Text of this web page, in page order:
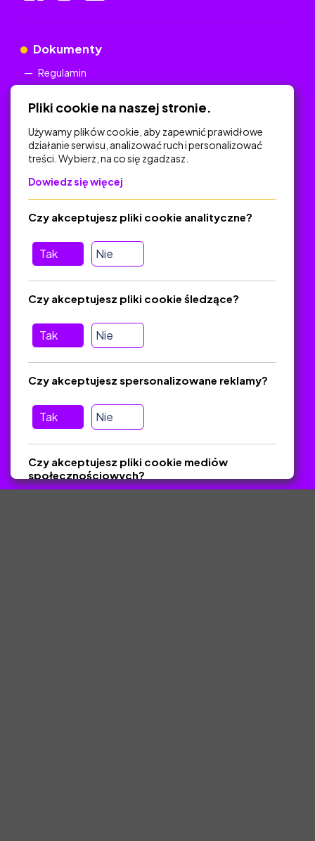
Dokumenty
Regulamin
Na skróty
Polityka Prywatności
Regulamin
O platformie
Baza materiałów dydaktycznych
Jak zostać autorem
FAQ
Pomoc
wiadomość nie trafiła do folderu SPAM)
Materiały chronione Prawem Autorskim.
Pliki cookie na naszej stronie.
Używamy plików cookie, aby zapewnić prawidłowe
działanie serwisu, analizować ruch i personalizować
treści. Wybierz, na co się zgadzasz.
Dowiedz się więcej
Tak Nie
Czy akceptujesz pliki cookie analityczne?
Tak Nie
Czy akceptujesz pliki cookie śledzące?
Tak Nie
Czy akceptujesz spersonalizowane reklamy?
Czy akceptujesz pliki cookie mediów
społecznościowych?